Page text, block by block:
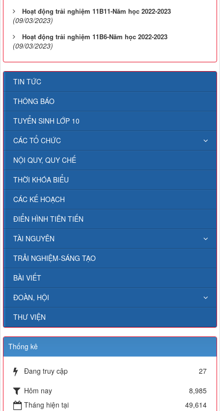
Hoạt động trải nghiệm 11B11-Năm học 2022-2023
(09/03/2023)
Hoạt động trải nghiệm 11B6-Năm học 2022-2023
(09/03/2023)
TIN TỨC
THÔNG BÁO
TUYỂN SINH LỚP 10
CÁC TỔ CHỨC
NỘI QUY, QUY CHẾ
THỜI KHÓA BIỂU
CÁC KẾ HOẠCH
ĐIỂN HÌNH TIÊN TIẾN
TÀI NGUYÊN
TRẢI NGHIỆM-SÁNG TẠO
BÀI VIẾT
ĐOÀN, HỘI
THƯ VIỆN
Thống kê
Đang truy cập
27
Hôm nay
8,985
Tháng hiện tại
49,614